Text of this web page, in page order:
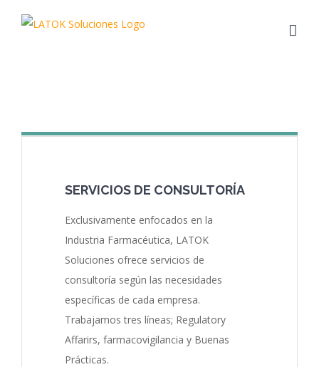
SERVICIOS DE CONSULTORÍA
Exclusivamente enfocados en la
Industria Farmacéutica, LATOK
Soluciones ofrece servicios de
consultoría según las necesidades
específicas de cada empresa.
Trabajamos tres líneas; Regulatory
Affarirs, farmacovigilancia y Buenas
Prácticas.